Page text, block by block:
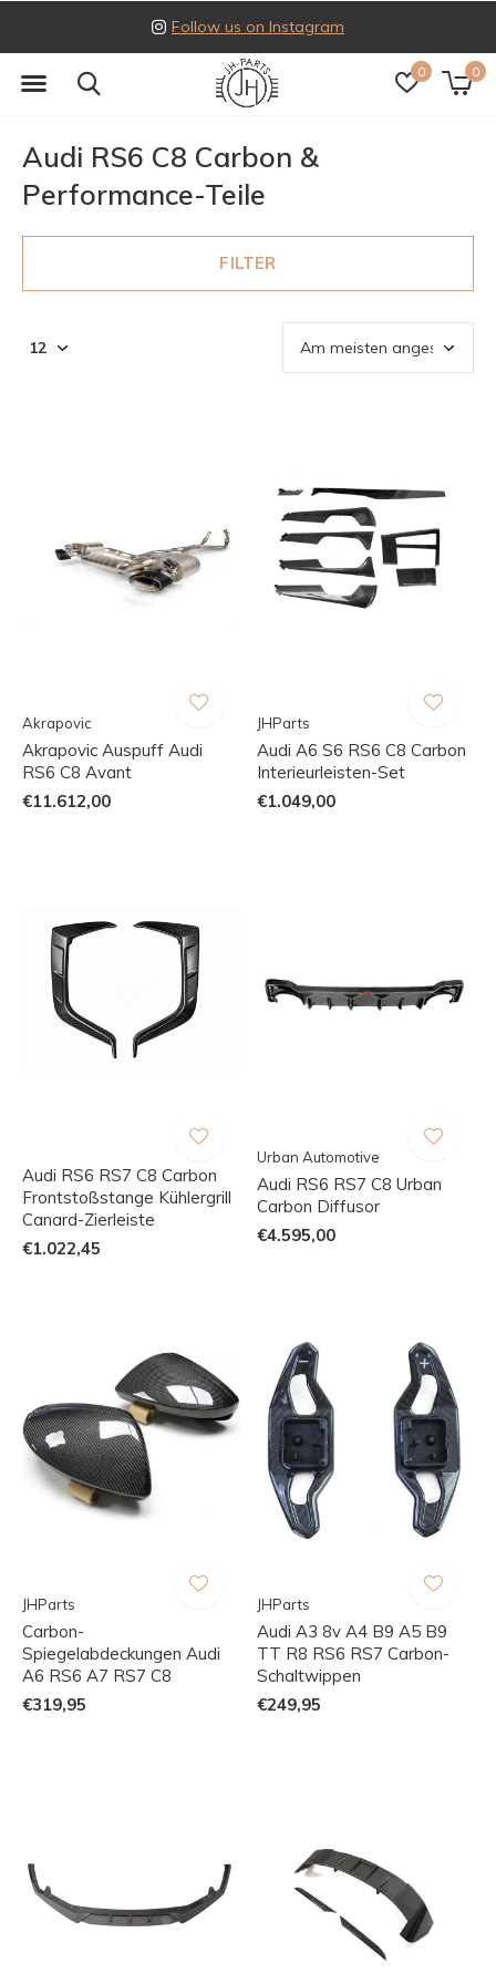
0 0
Follow us on Instagram
Audi RS6 C8 Carbon &
Performance-Teile
FILTER
Akrapovic
Akrapovic Auspuff Audi
RS6 C8 Avant
€11.612,00
JHParts
Audi A6 S6 RS6 C8 Carbon
Interieurleisten-Set
€1.049,00
Audi RS6 RS7 C8 Carbon
Frontstoßstange Kühlergrill
Canard-Zierleiste
€1.022,45
Urban Automotive
Audi RS6 RS7 C8 Urban
Carbon Diffusor
€4.595,00
JHParts
Carbon-
Spiegelabdeckungen Audi
A6 RS6 A7 RS7 C8
€319,95
JHParts
Audi A3 8v A4 B9 A5 B9
TT R8 RS6 RS7 Carbon-
Schaltwippen
€249,95